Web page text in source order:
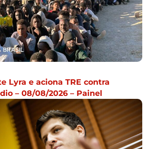
Lyra e aciona TRE contra
– 08/08/2026 – Painel